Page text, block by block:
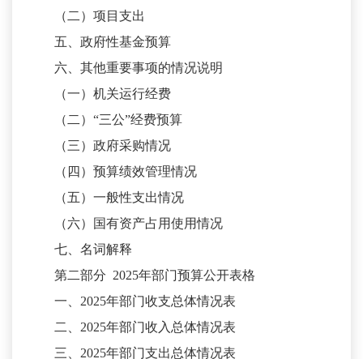
（二）项目支出
五、政府性基金预算
六、其他重要事项的情况说明
（一）机关运行经费
（二） “三公”经费预算
（三）政府采购情况
（四）预算绩效管理情况
（五）一般性支出情况
（六）国有资产占用使用情况
七、名词解释
第二部分 2025年部门预算公开表格
一、 2025年部门收支总体情况表
二、 2025年部门收入总体情况表
三、 2025年部门支出总体情况表